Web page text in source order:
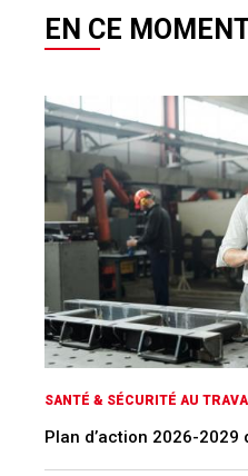
EN CE
SANTÉ & SÉCURITÉ AU
Plan d’action 2026-2029